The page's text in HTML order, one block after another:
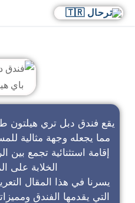
يقع فندق دبل تري هيلتون
مما يجعله وجهة مثالية
إقامة استثنائية تجمع بين
الخلابة على
يسرنا في هذا المقال
التي يقدمها الفندق